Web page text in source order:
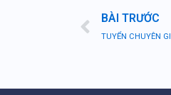
Prev
BÀI TRƯỚC
TUYỂN CHUYÊN